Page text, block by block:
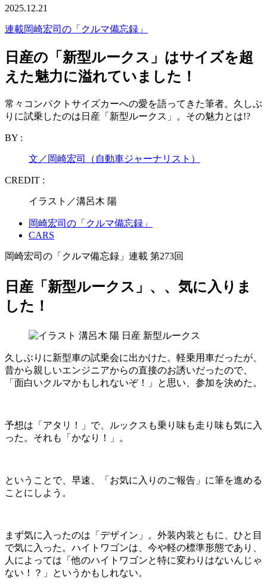
2025.12.21
連載岡崎宏司の「クルマ備忘録」
日産の「新型ルークス」はサイズを超
えた魅力に溢れていました！
常々コンパクトサイズカーへの愛を語ってきた筆者。久しぶ
りに試乗したのは日産「新型ルークス」。その魅力とは!?
BY :
文／岡崎宏司（自動車ジャーナリスト）
CREDIT :
イラスト／溝呂木 陽
岡崎宏司の「クルマ備忘録」
CARS
岡崎宏司の「クルマ備忘録」連載 第273回
日産「新型ルークス」、、気に入りま
した！
久しぶりに新型車の試乗会に出かけた。軽乗用車だったが、
昔から親しいエンジニアからの直接のお誘いだったので、
「面白いクルマかもしれないぞ！」と思い、参加を決めた。
予想は「アタリ！」で、ルックスも乗り味も走り味も気に入
った。それも「かなり！」。
ということで、早速、「お気に入りのご報告」に筆を進める
ことにしよう。
まず気に入ったのは「デザイン」。外装内装ともに、ひと目
で気に入った。ハイトワゴンは、今や軽の標準形態であり、
人によっては「他のハイトワゴンと特に変わりはないんじゃ
ない！？」というかもしれない。